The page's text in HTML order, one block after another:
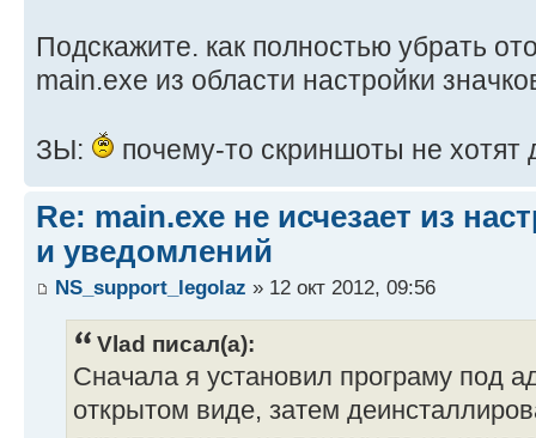
Подскажите. как полностью убрать
main.exe из области настройки
ЗЫ: почему-то скриншоты не хотят
Re: main.exe не исчезает из
и уведомлений
NS_support_legolaz » 12 окт 2012, 09:56
Vlad писал(а):
Сначала я установил програму под
открытом виде, затем